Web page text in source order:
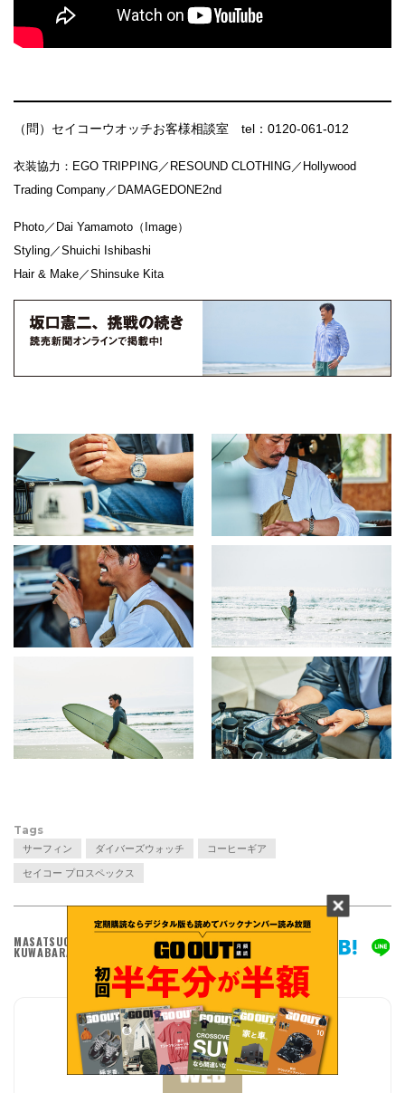
（問）セイコーウオッチお客様相談室 tel：0120-061-012
衣装協力：EGO TRIPPING／RESOUND CLOTHING／Hollywood
Trading Company／DAMAGEDONE2nd
Photo／Dai Yamamoto（Image）
Styling／Shuichi Ishibashi
Hair & Make／Shinsuke Kita
Tags
サーフィン ダイバーズウォッチ コーヒーギア
セイコー プロスペックス
MASATSUGU
KUWABARA 2022.06.24 更
日
2022.06.24